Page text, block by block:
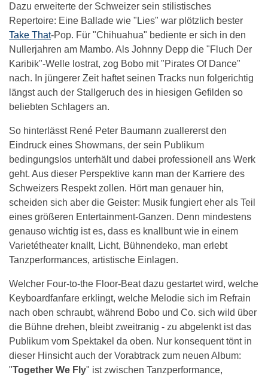
Dazu erweiterte der Schweizer sein stilistisches
Repertoire: Eine Ballade wie "Lies" war plötzlich bester
Take That-Pop. Für "Chihuahua" bediente er sich in den
Nullerjahren am Mambo. Als Johnny Depp die "Fluch Der
Karibik"-Welle lostrat, zog Bobo mit "Pirates Of Dance"
nach. In jüngerer Zeit haftet seinen Tracks nun folgerichtig
längst auch der Stallgeruch des in hiesigen Gefilden so
beliebten Schlagers an.
So hinterlässt René Peter Baumann zuallererst den
Eindruck eines Showmans, der sein Publikum
bedingungslos unterhält und dabei professionell ans Werk
geht. Aus dieser Perspektive kann man der Karriere des
Schweizers Respekt zollen. Hört man genauer hin,
scheiden sich aber die Geister: Musik fungiert eher als Teil
eines größeren Entertainment-Ganzen. Denn mindestens
genauso wichtig ist es, dass es knallbunt wie in einem
Varietétheater knallt, Licht, Bühnendeko, man erlebt
Tanzperformances, artistische Einlagen.
Welcher Four-to-the Floor-Beat dazu gestartet wird, welche
Keyboardfanfare erklingt, welche Melodie sich im Refrain
nach oben schraubt, während Bobo und Co. sich wild über
die Bühne drehen, bleibt zweitranig - zu abgelenkt ist das
Publikum vom Spektakel da oben. Nur konsequent tönt in
dieser Hinsicht auch der Vorabtrack zum neuen Album:
"Together We Fly" ist zwischen Tanzperformance,